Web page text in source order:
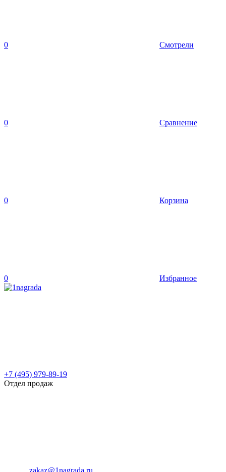
0 Смотрели
0 Сравнение
0 Корзина
0 Избранное
+7 (495) 979-89-19
Отдел продаж
zakaz@1nagrada.ru